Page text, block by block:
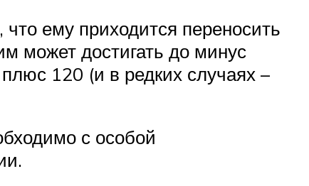
ему приходится переносить
может достигать до минус
120 (и в редких случаях –
с особой